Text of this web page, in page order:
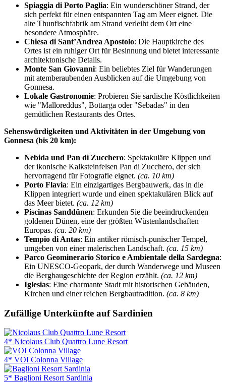
Spiaggia di Porto Paglia: Ein wunderschöner Strand, der
sich perfekt für einen entspannten Tag am Meer eignet. Die
alte Thunfischfabrik am Strand verleiht dem Ort eine
besondere Atmosphäre.
Chiesa di Sant’Andrea Apostolo: Die Hauptkirche des
Ortes ist ein ruhiger Ort für Besinnung und bietet interessante
architektonische Details.
Monte San Giovanni: Ein beliebtes Ziel für Wanderungen
mit atemberaubenden Ausblicken auf die Umgebung von
Gonnesa.
Lokale Gastronomie: Probieren Sie sardische Köstlichkeiten
wie "Malloreddus", Bottarga oder "Sebadas" in den
gemütlichen Restaurants des Ortes.
Sehenswürdigkeiten und Aktivitäten in der Umgebung von
Gonnesa (bis 20 km):
Nebida und Pan di Zucchero: Spektakuläre Klippen und
der ikonische Kalksteinfelsen Pan di Zucchero, der sich
hervorragend für Fotografie eignet. (ca. 10 km)
Porto Flavia: Ein einzigartiges Bergbauwerk, das in die
Klippen integriert wurde und einen spektakulären Blick auf
das Meer bietet. (ca. 12 km)
Piscinas Sanddünen: Erkunden Sie die beeindruckenden
goldenen Dünen, eine der größten Wüstenlandschaften
Europas. (ca. 20 km)
Tempio di Antas: Ein antiker römisch-punischer Tempel,
umgeben von einer malerischen Landschaft. (ca. 15 km)
Parco Geominerario Storico e Ambientale della Sardegna:
Ein UNESCO-Geopark, der durch Wanderwege und Museen
die Bergbaugeschichte der Region erzählt. (ca. 12 km)
Iglesias: Eine charmante Stadt mit historischen Gebäuden,
Kirchen und einer reichen Bergbautradition. (ca. 8 km)
Zufällige Unterkünfte auf Sardinien
4* Nicolaus Club Quattro Lune Resort
4* VOI Colonna Village
5* Baglioni Resort Sardinia